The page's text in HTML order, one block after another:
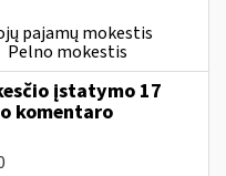
pajamų mokestis
Pelno mokestis
įstatymo 17
komentaro